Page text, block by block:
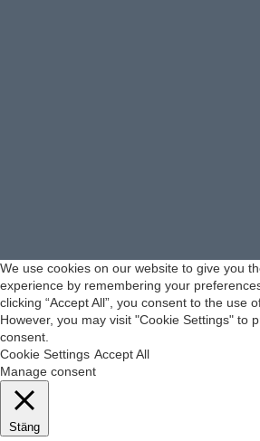
We use cookies on our website to give you
experience by remembering your
clicking “Accept All”, you consent to the use
However, you may visit "Cookie Settings" to
consent.
Cookie Settings Accept All
Manage consent
Stäng